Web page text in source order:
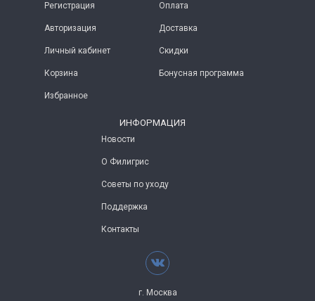
Регистрация
Авторизация
Личный кабинет
Корзина
Избранное
Оплата
Доставка
Скидки
Бонусная программа
ИНФОРМАЦИЯ
Новости
О Филигрис
Советы по уходу
Поддержка
Контакты
г. Москва